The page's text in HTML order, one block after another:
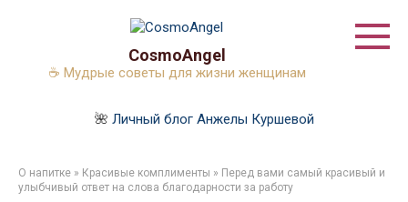
CosmoAngel
☕ Мудрые советы для жизни женщинам
🌺 Личный блог Анжелы Куршевой
О напитке » Красивые комплименты » Перед вами самый красивый и
улыбчивый ответ на слова благодарности за работу